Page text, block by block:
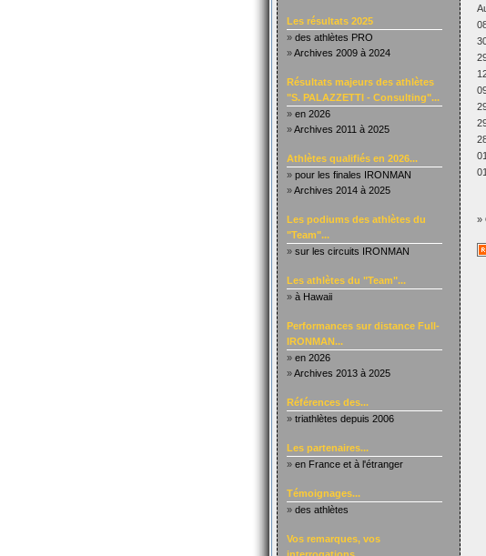
Les résultats 2025
» des athlètes PRO
»Archives 2009 à 2024
Résultats majeurs des athlètes
"S. PALAZZETTI - Consulting"...
» en 2026
»Archives 2011 à 2025
Athlètes qualifiés en 2026...
» pour les finales IRONMAN
»Archives 2014 à 2025
Les podiums des athlètes du
"Team"...
» sur les circuits IRONMAN
Les athlètes du "Team"...
» à Hawaii
Performances sur distance Full-
IRONMAN...
» en 2026
»Archives 2013 à 2025
Références des...
» triathlètes depuis 2006
Les partenaires...
» en France et à l'étranger
Témoignages...
» des athlètes
Vos remarques, vos
»